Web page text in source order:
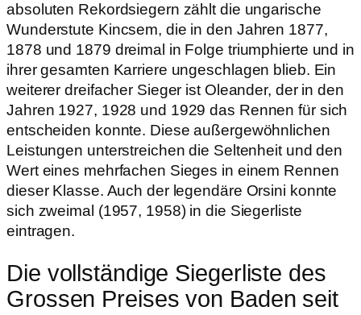
absoluten Rekordsiegern zählt die ungarische
Wunderstute Kincsem, die in den Jahren 1877,
1878 und 1879 dreimal in Folge triumphierte und in
ihrer gesamten Karriere ungeschlagen blieb. Ein
weiterer dreifacher Sieger ist Oleander, der in den
Jahren 1927, 1928 und 1929 das Rennen für sich
entscheiden konnte. Diese außergewöhnlichen
Leistungen unterstreichen die Seltenheit und den
Wert eines mehrfachen Sieges in einem Rennen
dieser Klasse. Auch der legendäre Orsini konnte
sich zweimal (1957, 1958) in die Siegerliste
eintragen.
Die vollständige Siegerliste des
Grossen Preises von Baden seit